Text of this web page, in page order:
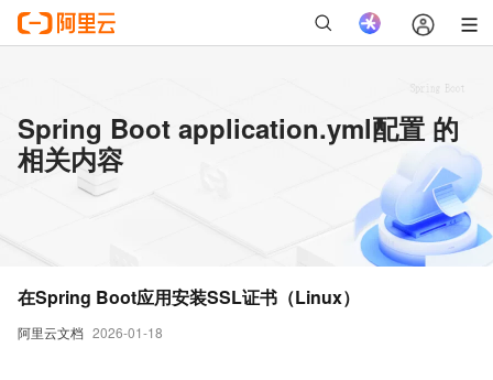
Spring Boot application.yml配置 的
相关内容
阿里云文档 2026-01-18
在Spring Boot应用安装SSL证书（Linux）